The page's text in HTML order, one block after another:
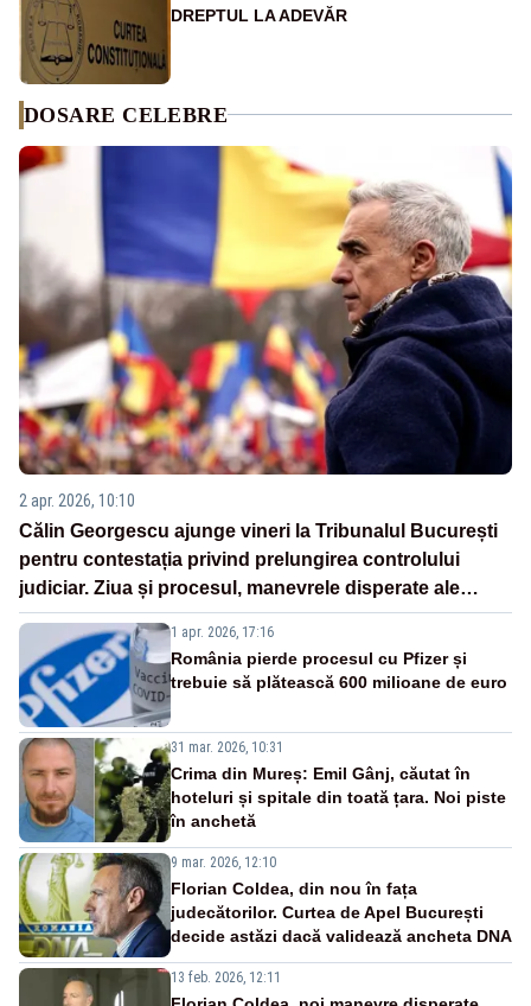
DREPTUL LA ADEVĂR
DOSARE CELEBRE
2 apr. 2026, 10:10
Călin Georgescu ajunge vineri la Tribunalul București
pentru contestația privind prelungirea controlului
judiciar. Ziua și procesul, manevrele disperate ale
Sistemului
1 apr. 2026, 17:16
România pierde procesul cu Pfizer și
trebuie să plătească 600 milioane de euro
31 mar. 2026, 10:31
Crima din Mureș: Emil Gânj, căutat în
hoteluri și spitale din toată țara. Noi piste
în anchetă
9 mar. 2026, 12:10
Florian Coldea, din nou în fața
judecătorilor. Curtea de Apel București
decide astăzi dacă validează ancheta DNA
13 feb. 2026, 12:11